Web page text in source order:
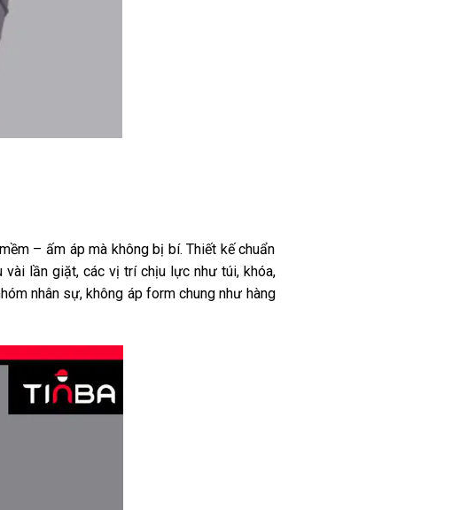
– ấm áp mà không bị bí. Thiết kế chuẩn
vài lần giặt, các vị trí chịu lực như túi, khóa,
nhân sự, không áp form chung như hàng